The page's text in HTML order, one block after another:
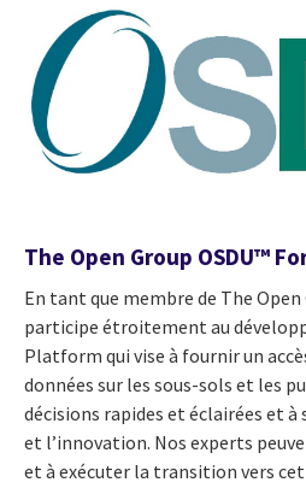
The Open Group OSDU™
En tant que membre de The Open
participe étroitement au
Platform qui vise à fournir un
données sur les sous-sols et les
décisions rapides et éclairées et
et l’innovation. Nos experts
et à exécuter la transition vers